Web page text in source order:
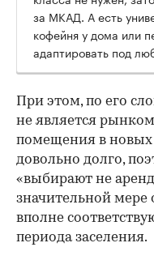
за МКАД. А есть
кофейня у дома или
адаптировать под
При этом, по его
не является
помещения в новых
довольно долго,
«выбирают не
значительной мере
вполне
периода заселения.